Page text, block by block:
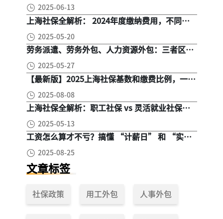
2025-06-13
上海社保全解析： 2024年度缴纳费用，不同人
2025-05-20
劳务派遣、劳务外包、人力资源外包：三者区
2025-05-27
【最新版】2025上海社保基数和缴费比例，一文
2025-08-08
上海社保全解析：职工社保 vs 灵活就业社保，
2025-05-13
工资怎么算才不亏？搞懂 “计薪日” 和 “实际
2025-08-25
文章标签
社保政策 用工外包 人事外包